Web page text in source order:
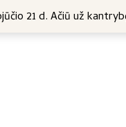
21 d. Ačiū už